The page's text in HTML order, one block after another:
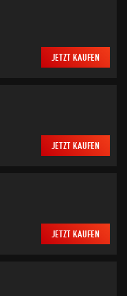
JETZT KAUFEN
JETZT KAUFEN
JETZT KAUFEN